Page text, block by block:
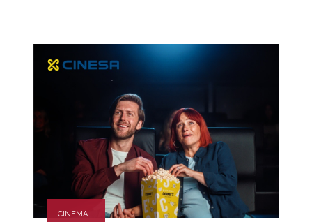
CINEMA